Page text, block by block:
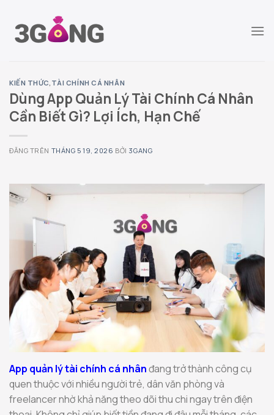
đến
KIẾN THỨC, TÀI CHÍNH CÁ NHÂN
Dùng App Quản Lý Tài Chính Cá Nhân
Cần Biết Gì? Lợi Ích, Hạn Chế
ĐĂNG TRÊN THÁNG 5 19, 2026 BỞI 3GANG
App quản lý tài chính cá nhânđang trở thành công cụ
quen thuộc với nhiều người trẻ, dân văn phòng và
freelancer nhờ khả năng theo dõi thu chi ngay trên điện